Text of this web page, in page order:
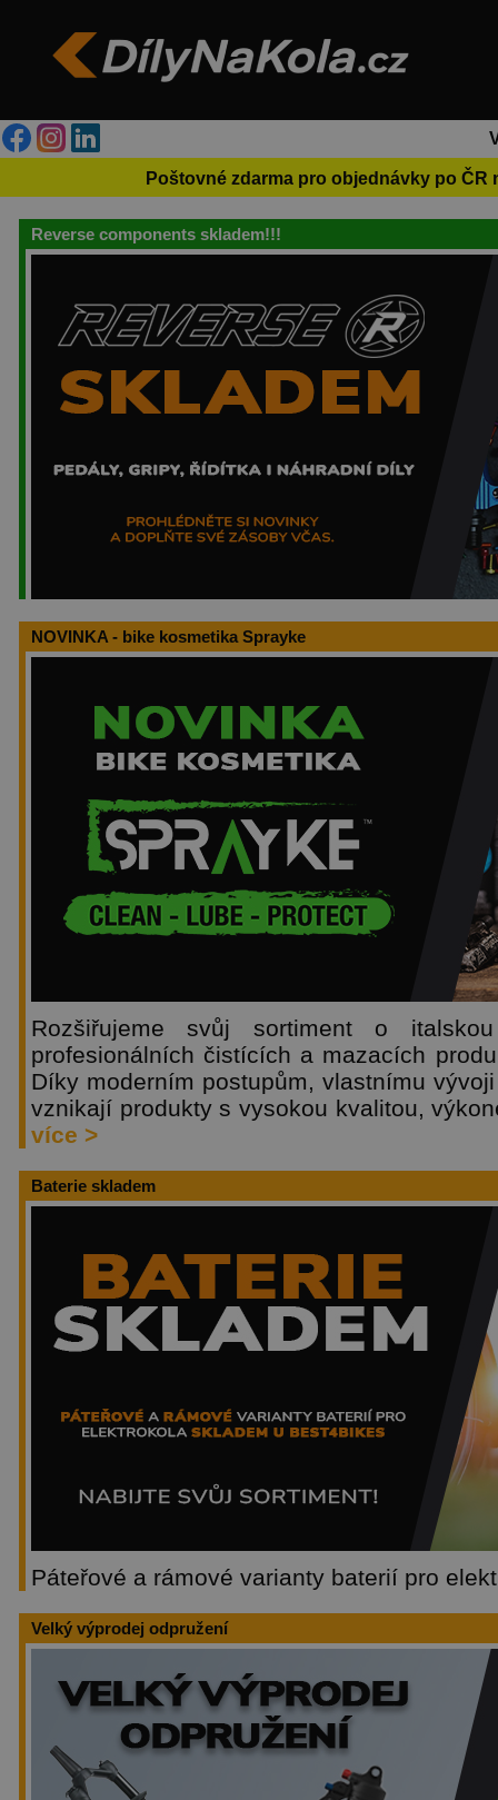
Poštovné zdarma pro objednávky po ČR
Reverse components skladem!!!
NOVINKA - bike kosmetika Sprayke
Rozšiřujeme svůj sortiment o
profesionálních čistících a mazacích
Díky moderním postupům, vlastnímu
vznikají produkty s vysokou kvalitou,
více >
Baterie skladem
Páteřové a rámové varianty baterií pro
Velký výprodej odpružení